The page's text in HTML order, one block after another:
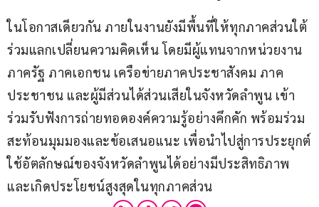
ในโอกาสเดียวกัน ภายในงานยังมีพื้นที่ให้ทุกภาคส่วนใต้
ร่วมแลกเปลี่ยนความคิดเห็น โดยมีผู้แทนจากหน่วยงาน
ภาครัฐ ภาคเอกชน เครือข่ายภาคประชาสังคม ภาค
ประชาชน และผู้มีส่วนได้ส่วนเสียในจังหวัดลำพูน เข้า
ร่วมรับฟังการถ่ายทอดองค์ความรู้อย่างคึกคัก พร้อมร่วม
สะท้อนมุมมองและข้อเสนอแนะ เพื่อนำไปสู่การประยุกต์
ใช้อัตลักษณ์ของจังหวัดลำพูนได้อย่างมีประสิทธิภาพ
และเกิดประโยชน์สูงสุดในทุกภาคส่วน